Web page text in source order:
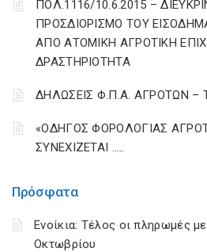
Πρόσφατα
Ενοίκια: Τέλος οι πληρωμές
Οκτωβρίου
ΠΟΛ.1116/10.6.2015 –
ΠΡΟΣΔΙΟΡΙΣΜΟ ΤΟΥ
ΑΠΟ ΑΤΟΜΙΚΗ ΑΓΡΟΤΙΚΗ
ΔΡΑΣΤΗΡΙΟΤΗΤΑ
ΔΗΛΩΣΕΙΣ Φ.Π.Α. ΑΓΡΟΤΩΝ –
«ΟΔΗΓΟΣ ΦΟΡΟΛΟΓΙΑΣ
ΣΥΝΕΧΙΖΕΤΑΙ …..